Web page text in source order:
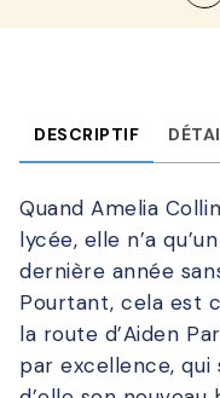
DESCRIPTIF
Quand Amelia
lycée, elle n’a
dernière année
Pourtant, cela est
la route d’Aiden
par excellence,